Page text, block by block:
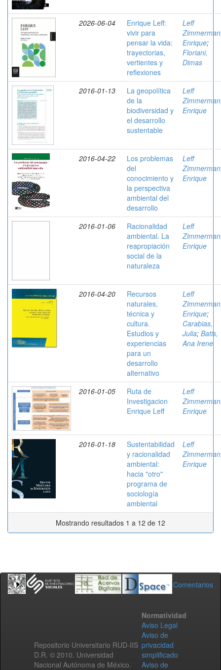
2026-06-04
Enrique Leff:
vivir para
pensar la vida:
trayectorias,
vertientes y
reflexiones
Leff
Enrique;
Floriani,
Dimas
2016-01-13
La geopolítica
de la
biodiversidad y
el desarrollo
sustentable
Leff
Enrique
2016-04-22
Los problemas
del
conocimiento y
la perspectiva
ambiental del
desarrollo
Leff
Enrique
2016-01-06
Racionalidad
ambiental. La
reapropiación
social de la
naturaleza
Leff
Enrique
2016-04-20
Recursos
naturales,
técnica y
cultura.
Estudios y
experiencias
para un
desarrollo
alternativo
Leff
Enrique;
Carabias,
Julia; Batis,
Ana Irene
2016-01-05
Ruta de
Investigacion
Enrique Leff
Leff
Enrique
2016-01-18
Sustentabilidad
y racionalidad
ambiental:
hacia "otro"
programa de
sociología
ambiental
Leff
Enrique
Mostrando resultados 1 a 12 de 12
Comentarios
Repositorio Universitario RUD-IIS
D.R. © 2010. Universidad
Nacional Autónoma de México.
Normatividad
Aviso Legal
Aviso de
privacidad
simplificado
Aviso de